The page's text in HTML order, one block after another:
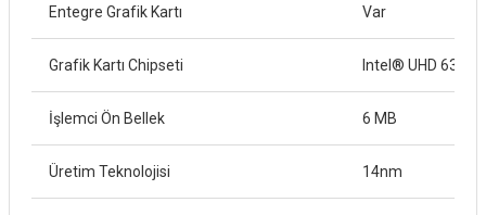
Entegre Grafik Kartı Var
Grafik Kartı Chipseti Intel® UHD 630
İşlemci Ön Bellek 6 MB
Üretim Teknolojisi 14nm